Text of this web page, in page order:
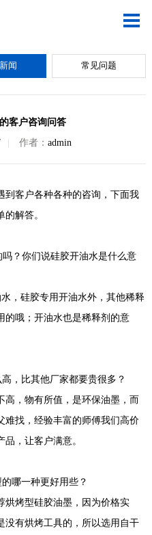
闻 常见问题
客户咨询问答
作者： admin
到客户各种各种的咨询，下面我
解答。
？你们说硅胶开油水是什么意
，硅胶专用开油水外，其他稀释
的哦；开油水也是稀释剂的意
，比其他厂家都要贵很多？
高，物有所值，是环保油墨，而
难找，经验丰富的师傅我们高价
，让客户满意。
哪一种更好用些？
烘烤型硅胶油墨，因为价格实
没有烘烤工具的，所以选用自干